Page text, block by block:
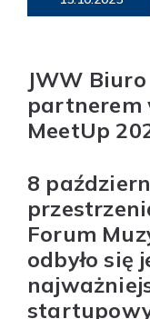
JWW
partnerem
MeetUp
8
Forum
odbyło się